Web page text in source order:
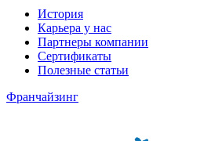
История
Карьера у нас
Партнеры компании
Сертификаты
Полезные статьи
Франчайзинг